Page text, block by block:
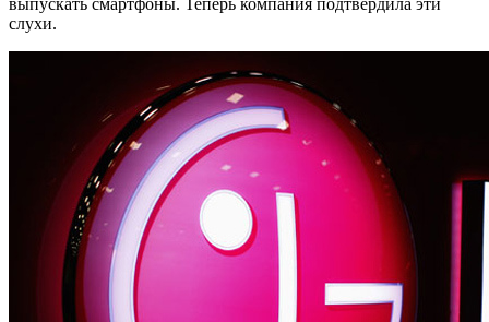
выпускать смартфоны. Теперь компания подтвердила эти
слухи.